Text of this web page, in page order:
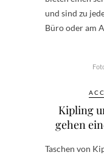
und sind zu
Büro oder am
Kipling
gehen
Taschen von